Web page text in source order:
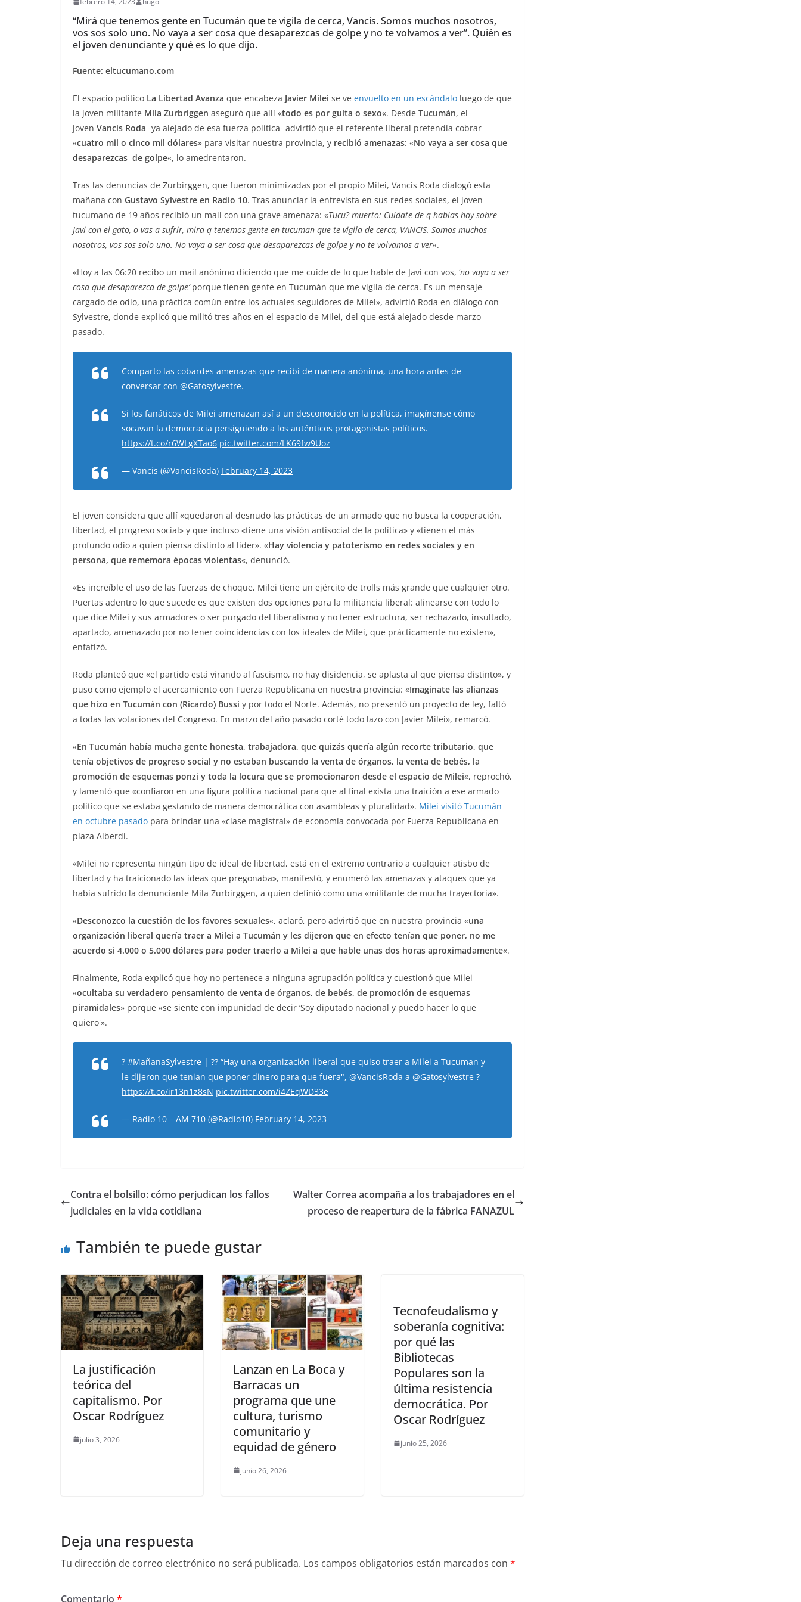
“Mirá que tenemos gente en Tucumán que te vigila de cerca, Vancis. Somos muchos nosotros,
vos sos solo uno. No vaya a ser cosa que desaparezcas de golpe y no te volvamos a ver”. Quién es
el joven denunciante y qué es lo que dijo.
Fuente: eltucumano.com
El espacio político La Libertad Avanza que encabeza Javier Milei se ve envuelto en un escándalo luego de que
la joven militante Mila Zurbriggen aseguró que allí «todo es por guita o sexo«. Desde Tucumán, el
joven Vancis Roda -ya alejado de esa fuerza política- advirtió que el referente liberal pretendía cobrar
«cuatro mil o cinco mil dólares» para visitar nuestra provincia, y recibió amenazas: «No vaya a ser cosa que
desaparezcas de golpe«, lo amedrentaron.
Tras las denuncias de Zurbirggen, que fueron minimizadas por el propio Milei, Vancis Roda dialogó esta
mañana con Gustavo Sylvestre en Radio 10. Tras anunciar la entrevista en sus redes sociales, el joven
tucumano de 19 años recibió un mail con una grave amenaza: «Tucu? muerto: Cuidate de q hablas hoy sobre
Javi con el gato, o vas a sufrir, mira q tenemos gente en tucuman que te vigila de cerca, VANCIS. Somos muchos
nosotros, vos sos solo uno. No vaya a ser cosa que desaparezcas de golpe y no te volvamos a ver«.
«Hoy a las 06:20 recibo un mail anónimo diciendo que me cuide de lo que hable de Javi con vos, ‘no vaya a ser
cosa que desaparezca de golpe’porque tienen gente en Tucumán que me vigila de cerca. Es un mensaje
cargado de odio, una práctica común entre los actuales seguidores de Milei», advirtió Roda en diálogo con
Sylvestre, donde explicó que militó tres años en el espacio de Milei, del que está alejado desde marzo
pasado.
Comparto las cobardes amenazas que recibí de manera anónima, una hora antes de
conversar con @Gatosylvestre.
Si los fanáticos de Milei amenazan así a un desconocido en la política, imagínense cómo
socavan la democracia persiguiendo a los auténticos protagonistas políticos.
https://t.co/r6WLgXTao6 pic.twitter.com/LK69fw9Uoz
— Vancis (@VancisRoda) February 14, 2023
El joven considera que allí «quedaron al desnudo las prácticas de un armado que no busca la cooperación,
libertad, el progreso social» y que incluso «tiene una visión antisocial de la política» y «tienen el más
profundo odio a quien piensa distinto al líder». «Hay violencia y patoterismo en redes sociales y en
persona, que rememora épocas violentas«, denunció.
«Es increíble el uso de las fuerzas de choque, Milei tiene un ejército de trolls más grande que cualquier otro.
Puertas adentro lo que sucede es que existen dos opciones para la militancia liberal: alinearse con todo lo
que dice Milei y sus armadores o ser purgado del liberalismo y no tener estructura, ser rechazado, insultado,
apartado, amenazado por no tener coincidencias con los ideales de Milei, que prácticamente no existen»,
enfatizó.
Roda planteó que «el partido está virando al fascismo, no hay disidencia, se aplasta al que piensa distinto», y
puso como ejemplo el acercamiento con Fuerza Republicana en nuestra provincia: «Imaginate las alianzas
que hizo en Tucumán con (Ricardo) Bussi y por todo el Norte. Además, no presentó un proyecto de ley, faltó
a todas las votaciones del Congreso. En marzo del año pasado corté todo lazo con Javier Milei», remarcó.
«En Tucumán había mucha gente honesta, trabajadora, que quizás quería algún recorte tributario, que
tenía objetivos de progreso social y no estaban buscando la venta de órganos, la venta de bebés, la
promoción de esquemas ponzi y toda la locura que se promocionaron desde el espacio de Milei«, reprochó,
y lamentó que «confiaron en una figura política nacional para que al final exista una traición a ese armado
político que se estaba gestando de manera democrática con asambleas y pluralidad». Milei visitó Tucumán
en octubre pasado para brindar una «clase magistral» de economía convocada por Fuerza Republicana en
plaza Alberdi.
«Milei no representa ningún tipo de ideal de libertad, está en el extremo contrario a cualquier atisbo de
libertad y ha traicionado las ideas que pregonaba», manifestó, y enumeró las amenazas y ataques que ya
había sufrido la denunciante Mila Zurbirggen, a quien definió como una «militante de mucha trayectoria».
«Desconozco la cuestión de los favores sexuales«, aclaró, pero advirtió que en nuestra provincia «una
organización liberal quería traer a Milei a Tucumán y les dijeron que en efecto tenían que poner, no me
acuerdo si 4.000 o 5.000 dólares para poder traerlo a Milei a que hable unas dos horas aproximadamente«.
Finalmente, Roda explicó que hoy no pertenece a ninguna agrupación política y cuestionó que Milei
«ocultaba su verdadero pensamiento de venta de órganos, de bebés, de promoción de esquemas
piramidales» porque «se siente con impunidad de decir ‘Soy diputado nacional y puedo hacer lo que
quiero'».
? #MañanaSylvestre | ??️ “Hay una organización liberal que quiso traer a Milei a Tucuman y
le dijeron que tenian que poner dinero para que fuera", @VancisRoda a @Gatosylvestre ?
https://t.co/ir13n1z8sN pic.twitter.com/i4ZEqWD33e
— Radio 10 – AM 710 (@Radio10) February 14, 2023
Contra el bolsillo: cómo perjudican los fallos
judiciales en la vida cotidiana
Walter Correa acompaña a los trabajadores en el
proceso de reapertura de la fábrica FANAZUL
También te puede gustar
La justificación
teórica del
capitalismo. Por
Oscar Rodríguez
julio 3, 2026
Lanzan en La Boca y
Barracas un
programa que une
cultura, turismo
comunitario y
equidad de género
junio 26, 2026
Tecnofeudalismo y
soberanía cognitiva:
por qué las
Bibliotecas
Populares son la
última resistencia
democrática. Por
Oscar Rodríguez
junio 25, 2026
Deja una respuesta
Tu dirección de correo electrónico no será publicada. Los campos obligatorios están marcados con *
Comentario *